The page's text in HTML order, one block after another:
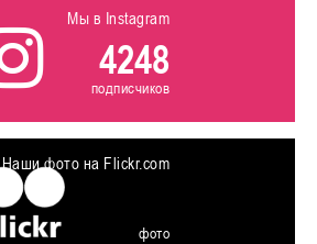
Мы в Instagram
4248
подписчиков
Наши фото на Flickr.com
фото